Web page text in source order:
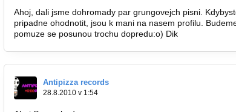
Ahoj, dali jsme dohromady par grungovejch pisni.
pripadne ohodnotit, jsou k mani na nasem profilu.
pomuze se posunou trochu dopredu:o) Dik
Antipizza records
28.8.2010 v 1:54